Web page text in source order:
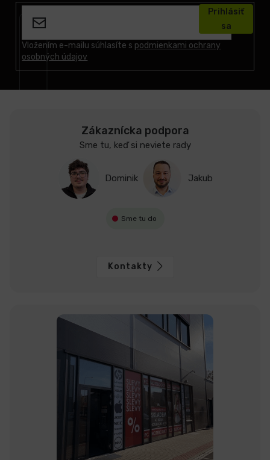
Vložením e-mailu súhlasíte s podmienkami ochrany
osobných údajov
Prihlásiť
sa
Zákaznícka podpora
Sme tu, keď si neviete rady
Dominik Jakub
Sme tu do
Kontakty